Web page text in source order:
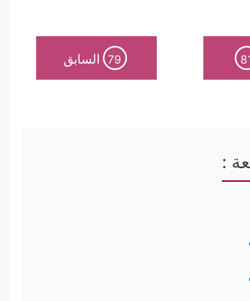
قبل الأبعَدين﴿۞ وَإِذۡ
﴾وهذا نهج النبيين عامة
الآخرين طمأنينة وثقة
لا يعملون لمطمح
لمطمع دنيوي، بل هم
الحقِّ والخير، ويبدؤون
ثم بأقرب الناس إليهم؛
79 السابق
: